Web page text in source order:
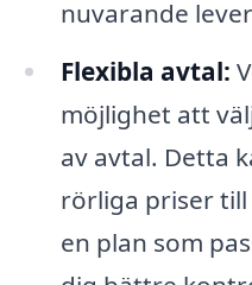
nuvarande
Flexibla avtal:
möjlighet att
av avtal. Detta
rörliga priser till
en plan som